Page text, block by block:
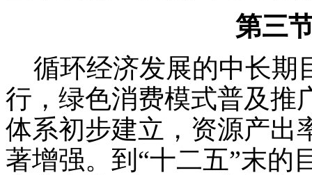
第三
循环经济发展的中长期
行，绿色消费模式普及推
体系初步建立，资源产出
著增强。到“十二五”末的